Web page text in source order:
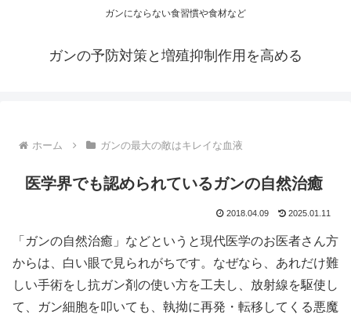
ガンにならない食習慣や食材など
ガンの予防対策と増殖抑制作用を高める
ホーム ガンの最大の敵はキレイな血液
医学界でも認められているガンの自然治癒
2018.04.09 2025.01.11
「ガンの自然治癒」などというと現代医学のお医者さん方
からは、白い眼で見られがちです。なぜなら、あれだけ難
しい手術をし抗ガン剤の使い方を工夫し、放射線を駆使し
て、ガン細胞を叩いても、執拗に再発・転移してくる悪魔